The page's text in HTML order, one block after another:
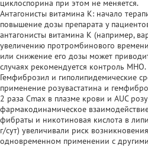
циклоспорина при этом не меняется.
Антагонисты витамина К: начало
повышение дозы препарата у
антагонисты витамина К (например,
увеличению протромбинового
или снижение его дозы может
случаях рекомендуется контроль MHO.
Гемфиброзил и гиполипидемические
применение розувастатина и
2 раза Сmах в плазме крови и AUC
фармакодинамическое
фибраты и никотиновая кислота в
г/сут) увеличивали риск
одновременном применении с